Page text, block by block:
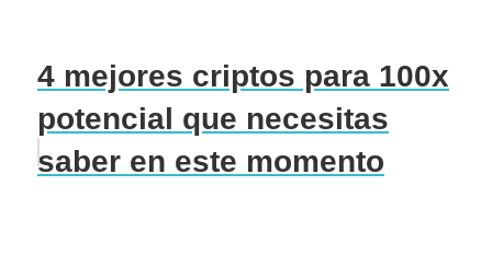
4 mejores criptos para 100x
potencial que necesitas
saber en este momento